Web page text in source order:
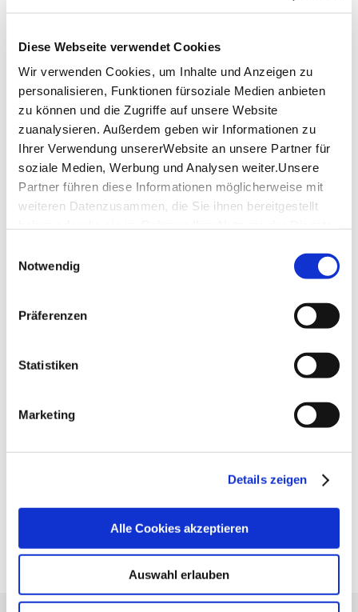
Diese Webseite verwendet Cookies
Wir verwenden Cookies, um Inhalte und Anzeigen zu
personalisieren, Funktionen fürsoziale Medien anbieten
zu können und die Zugriffe auf unsere Website
zuanalysieren. Außerdem geben wir Informationen zu
Ihrer Verwendung unsererWebsite an unsere Partner für
soziale Medien, Werbung und Analysen weiter.Unsere
Partner führen diese Informationen möglicherweise mit
weiteren Datenzusammen, die Sie ihnen bereitgestellt
Impressum
Notwendig
Präferenzen
Statistiken
Marketing
Details zeigen
Alle Cookies akzeptieren
Auswahl erlauben
Bühne und Zuschauerraum. Im Spiel von Licht und
Odile mit neuer Tiefe. Minimalistische
Bühnenästhetik und eine filmische Erzählweise
schenken dem Klassiker frischen Atem.
„Schwanensee – Jenseits der Bühne“ lädt dazu ein,
große Ballettkunst neu zu entdecken – lebendig,
berührend und überraschend nah.
@grandclassicballet
Lage & Kontakt
Blumenstraße 41
Veranstalter: Konstantin Rain be.entertained
Planen Sie Ihre Anreise
Fahrplanauskunft des VVS
Google Maps
Google Maps Route